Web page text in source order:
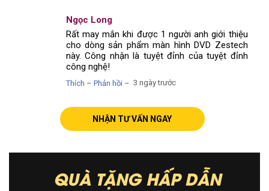
Rất may mắn khi được 1 người anh giới thiệu
cho dòng sản phẩm màn hình DVD Zestech
này. Công nhận là tuyệt đỉnh của tuyệt đỉnh
công nghệ!
Ngọc Long
Thích – Phản hồi – 3 ngày trước
NHẬN TƯ VẤN NGAY
QUÀ TẶNG HẤP DẪN